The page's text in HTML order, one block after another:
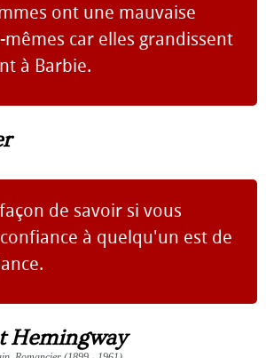
ont une mauvaise
car elles grandissent
à Barbie.
de savoir si vous
à quelqu'un est de
Hemingway